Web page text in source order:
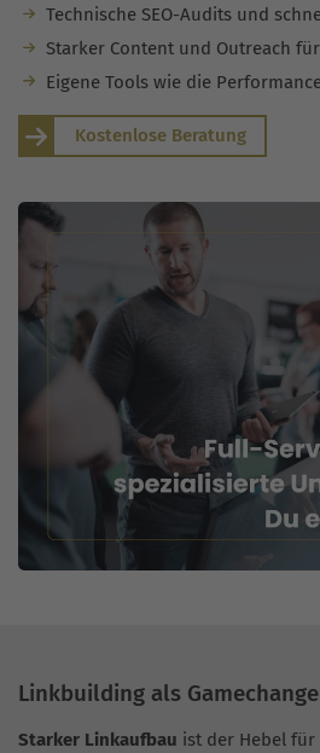
Technische SEO-Audits und
Starker Content und Outreach
Eigene Tools wie die
Kostenlose Beratung
Linkbuilding als
Starker Linkaufbau ist der Hebel